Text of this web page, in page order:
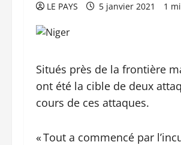
LE PAYS 5 janvier 2021 1
Situés près de la frontière
ont été la cible de deux
cours de ces attaques.
« Tout a commencé par